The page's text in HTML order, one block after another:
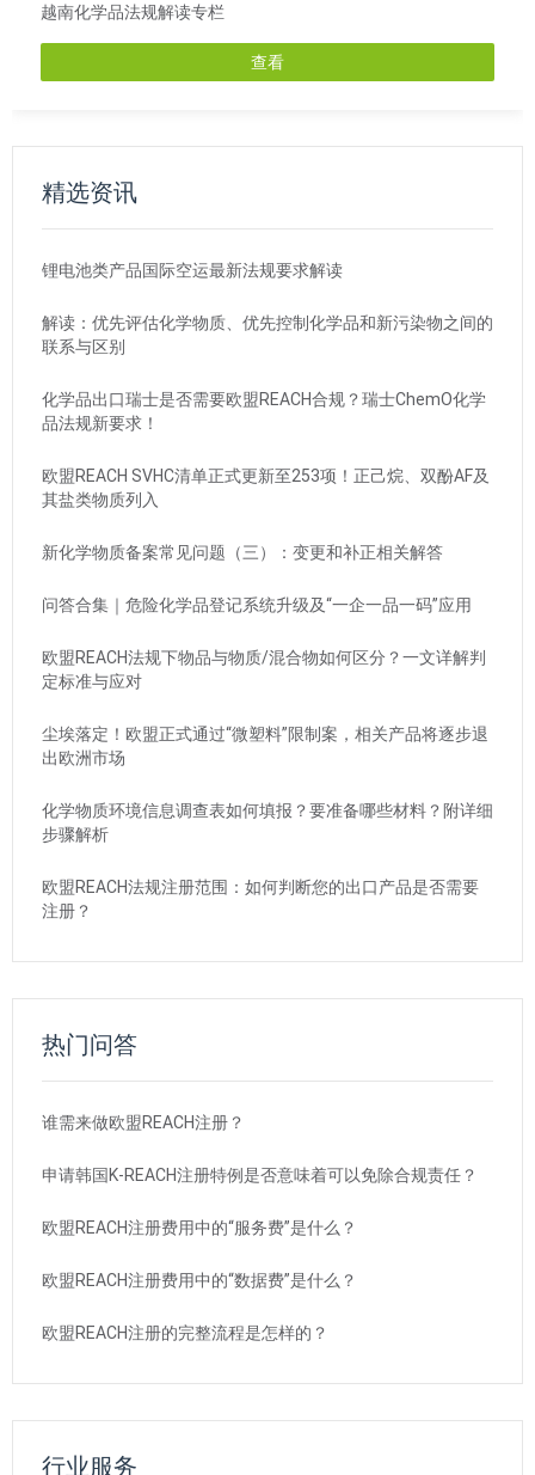
越南化学品法规解读专栏
查看
精选资讯
锂电池类产品国际空运最新法规要求解读
解读：优先评估化学物质、优先控制化学品和新污染物之间的
联系与区别
化学品出口瑞士是否需要欧盟REACH合规？瑞士ChemO化学
品法规新要求！
欧盟REACH SVHC清单正式更新至253项！正己烷、双酚AF及
其盐类物质列入
新化学物质备案常见问题（三）：变更和补正相关解答
问答合集｜危险化学品登记系统升级及“一企一品一码”应用
欧盟REACH法规下物品与物质/混合物如何区分？一文详解判
定标准与应对
尘埃落定！欧盟正式通过“微塑料”限制案，相关产品将逐步退
出欧洲市场
化学物质环境信息调查表如何填报？要准备哪些材料？附详细
步骤解析
欧盟REACH法规注册范围：如何判断您的出口产品是否需要
注册？
热门问答
谁需来做欧盟REACH注册？
申请韩国K-REACH注册特例是否意味着可以免除合规责任？
欧盟REACH注册费用中的“服务费”是什么？
欧盟REACH注册费用中的“数据费”是什么？
欧盟REACH注册的完整流程是怎样的？
行业服务